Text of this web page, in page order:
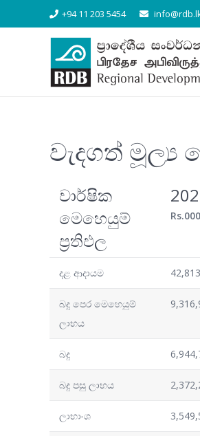
+94 11 203 5454
වැදගත් මූල්‍ය
වාර්ෂික
මෙහෙයුම්
ප්‍රතිඵල
Rs.000
දළ ආදායම
බදු පෙර මෙහෙයුම්
ලාභය
බදු
බදු පසු ලාභය
ලාභාංශ